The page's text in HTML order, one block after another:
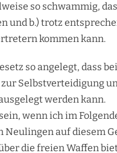
so schwammig,
und b.) trotz
kommen kann.
so angelegt, dass
Selbstverteidigung
werden kann.
wenn ich im
auf diesem
die freien Waffen